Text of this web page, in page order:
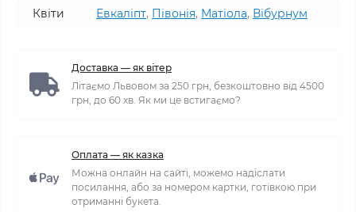
Квіти
Евкаліпт, Півонія, Матіола, Вібурнум
Доставка — як вітер
Літаємо Львовом за 250 грн, безкоштовно від 4500
грн, до 60 хв. Як ми це встигаємо?
Оплата — як казка
Можна онлайн на сайті, можемо надіслати
посилання, або за номером картки, готівкою при
отриманні букета.